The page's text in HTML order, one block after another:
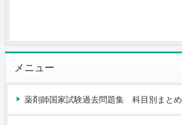
メニュー
薬剤師国家試験過去問題集 科目別まとめ